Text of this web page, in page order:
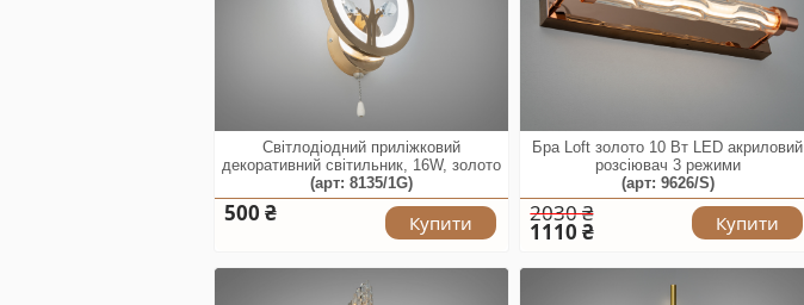
Світлодіодний приліжковий
декоративний світильник, 16W, золото
(арт: 8135/1G)
500 ₴ Купити
Бра Loft золото 10 Вт LED акриловий
розсіювач 3 режими
(арт: 9626/S)
2030 ₴
1110 ₴ Купити